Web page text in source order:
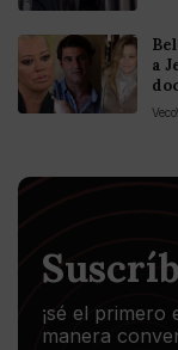
a
¡sé el primero
manera